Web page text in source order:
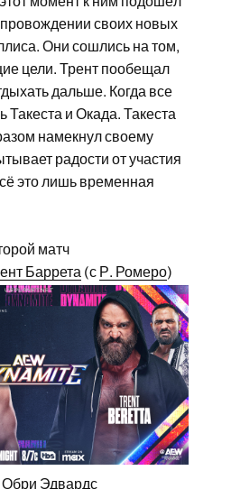
своих новых
Они сошлись на том,
цели. Трент пообещал
дальше. Когда все
Такеста и Окада. Такеста
намекнул своему
радости от участия
это лишь временная
матч
Баррета (с Р. Ромеро)
Обри Эдвардс